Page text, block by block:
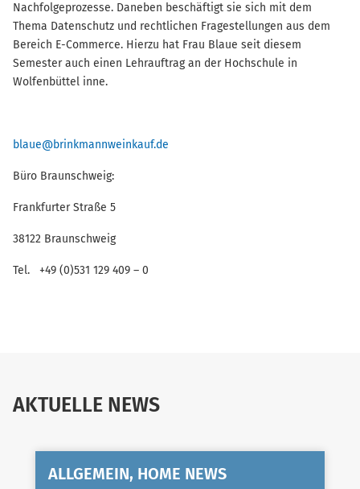
Nachfolgeprozesse. Daneben beschäftigt sie sich mit dem
Thema Datenschutz und rechtlichen Fragestellungen aus dem
Bereich E-Commerce. Hierzu hat Frau Blaue seit diesem
Semester auch einen Lehrauftrag an der Hochschule in
Wolfenbüttel inne.
blaue@brinkmannweinkauf.de
Büro Braunschweig:
Frankfurter Straße 5
38122 Braunschweig
Tel. +49 (0)531 129 409 – 0
AKTUELLE NEWS
ALLGEMEIN, HOME NEWS